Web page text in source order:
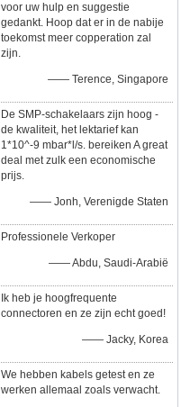
voor uw hulp en suggestie
gedankt. Hoop dat er in de nabije
toekomst meer copperation zal
zijn.
—— Terence, Singapore
De SMP-schakelaars zijn hoog -
de kwaliteit, het lektarief kan
1*10^-9 mbar*l/s. bereiken A great
deal met zulk een economische
prijs.
—— Jonh, Verenigde Staten
Professionele Verkoper
—— Abdu, Saudi-Arabië
Ik heb je hoogfrequente
connectoren en ze zijn echt goed!
—— Jacky, Korea
We hebben kabels getest en ze
werken allemaal zoals verwacht.